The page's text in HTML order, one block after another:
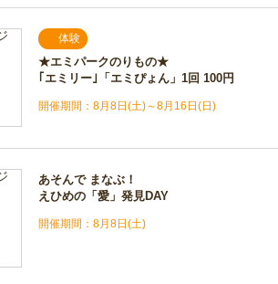
体験
★エミパークのりもの★
｢エミリー｣「エミぴょん」1回 100円
8月8日(土)～8月16日(日)
あそんで まなぶ！
えひめの「愛」発見DAY
8月8日(土)